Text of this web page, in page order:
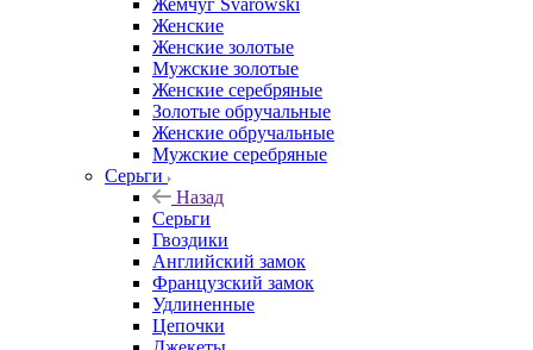
Жемчуг Svarowski
Женские
Женские золотые
Мужские золотые
Женские серебряные
Золотые обручальные
Женские обручальные
Мужские серебряные
Серьги
Назад
Серьги
Гвоздики
Английский замок
Французский замок
Удлиненные
Цепочки